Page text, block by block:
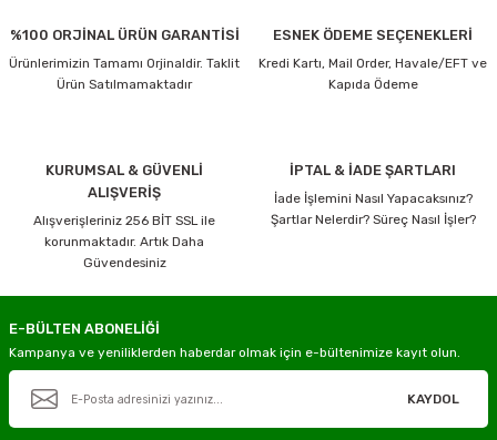
%100 ORJİNAL ÜRÜN GARANTİSİ
Ürünlerimizin Tamamı Orjinaldir. Taklit
Ürün Satılmamaktadır
ESNEK ÖDEME SEÇENEKLERİ
Kredi Kartı, Mail Order, Havale/EFT ve
Kapıda Ödeme
KURUMSAL & GÜVENLİ
ALIŞVERİŞ
Alışverişleriniz 256 BİT SSL ile
korunmaktadır. Artık Daha
Güvendesiniz
İPTAL & İADE ŞARTLARI
İade İşlemini Nasıl Yapacaksınız?
Şartlar Nelerdir? Süreç Nasıl İşler?
E-BÜLTEN ABONELİĞİ
Kampanya ve yeniliklerden haberdar olmak için e-bültenimize kayıt olun.
KAYDOL